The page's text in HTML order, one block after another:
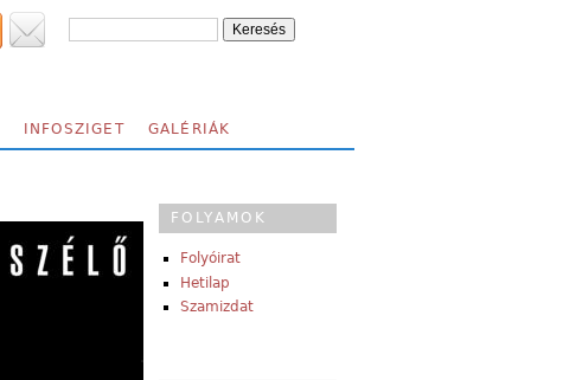
INFOSZIGET GALÉRIÁK
FOLYAMOK
Folyóirat
Hetilap
Szamizdat